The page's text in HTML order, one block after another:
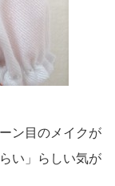
ン目のメイクが
い」らしい気が